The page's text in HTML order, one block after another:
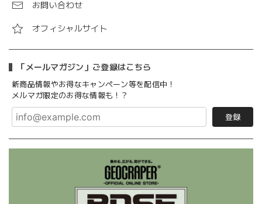
お問い合わせ
オフィシャルサイト
「メールマガジン」ご登録はこちら
新商品情報やお得なキャンペーン等を配信中！
メルマガ限定のお得な情報も！？
登録